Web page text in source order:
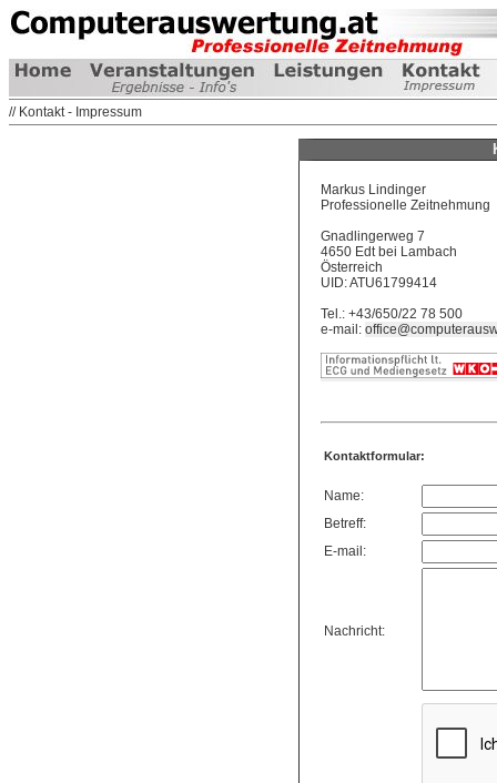
// Kontakt - Impressum
Markus Lindinger
Professionelle Zeitnehmung
Gnadlingerweg 7
4650 Edt bei Lambach
Österreich
UID: ATU61799414
Tel.: +43/650/22 78 500
e-mail:
Kontaktformular:
Name:
Betreff:
E-mail:
Nachricht: